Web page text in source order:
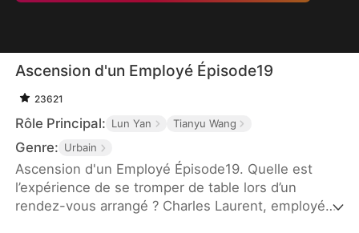
Ascension d'un Employé Épisode19
23621
Rôle Principal: Lun Yan Tianyu Wang
Genre: Urbain
Ascension d'un Employé Épisode19. Quelle est
l’expérience de se tromper de table lors d’un
rendez-vous arrangé ? Charles Laurent, employé